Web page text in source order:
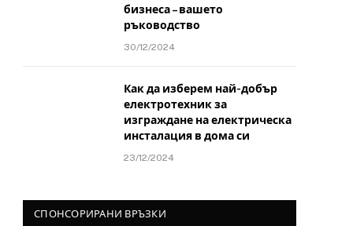
бизнеса – вашето
ръководство
30/12/2024
Как да изберем най-добър
електротехник за
изграждане на електрическа
инсталация в дома си
23/12/2024
СПОНСОРИРАНИ ВРЪЗКИ